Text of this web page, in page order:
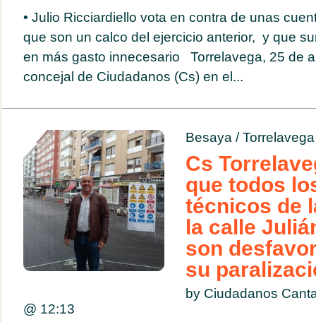
• Julio Ricciardiello vota en contra de unas
que son un calco del ejercicio anterior, y que
en más gasto innecesario Torrelavega, 25 de
concejal de Ciudadanos (Cs) en el...
Besaya /Torrelavega
Cs
que todos
técnicos de
la calle
son
su
by Ciudadanos
@ 12:13